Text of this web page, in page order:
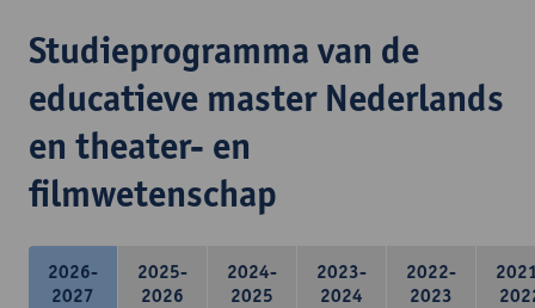
Studieprogramma van de
educatieve master Nederlands
en theater- en
filmwetenschap
2026-
2027
2025-
2026
2024-
2025
2023-
2024
2022-
2023